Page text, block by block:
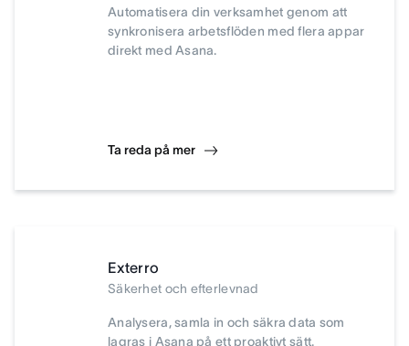
Automatisera din verksamhet genom att
synkronisera arbetsflöden med flera appar
direkt med Asana.
Ta reda på mer
Exterro
Säkerhet och efterlevnad
Analysera, samla in och säkra data som
lagras i Asana på ett proaktivt sätt.